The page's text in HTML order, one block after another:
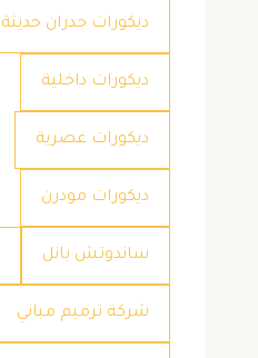
ديكورات جدران حديثة
ديكورات داخلية
ديكورات عصرية
ديكورات مودرن
ساندوتش بانل
شركة ترميم مباني